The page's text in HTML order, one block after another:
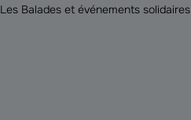
Les Balades et événements solidaires